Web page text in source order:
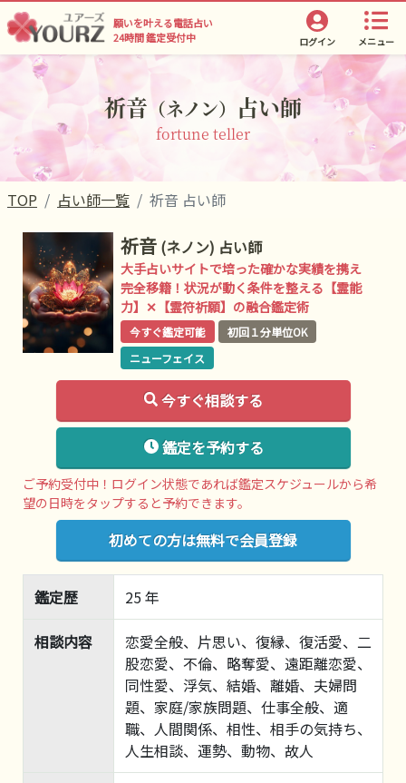
メニュー
願いを叶える電話占い
24時間 鑑定受付中
ログイン
祈音 （ネノン） 占い師
fortune teller
TOP 占い師一覧 祈音 占い師
祈音 (ネノン) 占い師
大手占いサイトで培った確かな実績を携え
完全移籍！状況が動く条件を整える【霊能
力】✕【霊符祈願】の融合鑑定術
今すぐ鑑定可能
初回１分単位OK
ニューフェイス
今すぐ相談する
鑑定を予約する
ご予約受付中！ログイン状態であれば鑑定スケジュールから希
望の日時をタップすると予約できます。
初めての方は無料で会員登録
鑑定歴 25 年
相談内容
恋愛全般、片思い、復縁、復活愛、二
股恋愛、不倫、略奪愛、遠距離恋愛、
同性愛、浮気、結婚、離婚、夫婦問
題、家庭/家族問題、仕事全般、適
職、人間関係、相性、相手の気持ち、
人生相談、運勢、動物、故人